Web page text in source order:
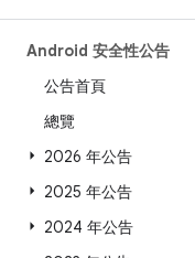
Android 安全性公告
公告首頁
總覽
2026 年公告
2025 年公告
2024 年公告